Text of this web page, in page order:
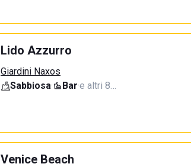
Lido Azzurro
Giardini Naxos
Sabbiosa· Bar·e altri 8…
Venice Beach